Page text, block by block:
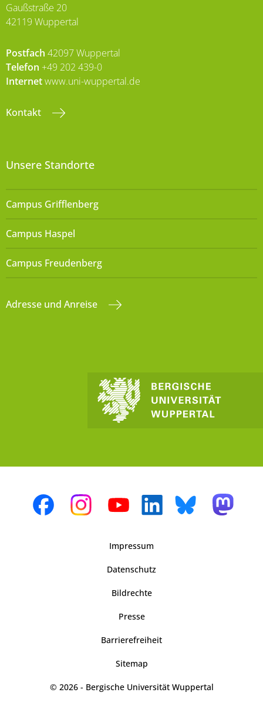
Gaußstraße 20
42119 Wuppertal
Postfach 42097 Wuppertal
Telefon +49 202 439-0
Internetwww.uni-wuppertal.de
Kontakt
Unsere Standorte
Campus Grifflenberg
Campus Haspel
Campus Freudenberg
Adresse und Anreise
Impressum
Datenschutz
Bildrechte
Presse
Barrierefreiheit
Sitemap
© 2026 - Bergische Universität Wuppertal